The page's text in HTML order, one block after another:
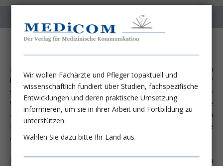
Durch die Verzögerung sinnvoller Beschränkungen
lebenserhaltender Therapie werden Patienten „nutzlosen“
sowie für sie leidvollen Behandlungen ausgesetzt. Dass die
Wahrnehmung nutzloser Intensivtherapie jedoch auch für die
Ärzte und Pflegekräfte einer Intensivstation mit hohen
Belastungen einhergeht, fand bisher zu geringe
Aufmerksamkeit.
Ein aktueller Call for Action aller US-amerikanischen
Wir wollen Fachärzte und Pfleger topaktuell und
wissenschaftlich fundiert über Studien, fachspezifische
Entwicklungen und deren praktische Umsetzung
informieren, um sie in ihrer Arbeit und Fortbildung zu
unterstützen.
Wählen Sie dazu bitte Ihr Land aus.